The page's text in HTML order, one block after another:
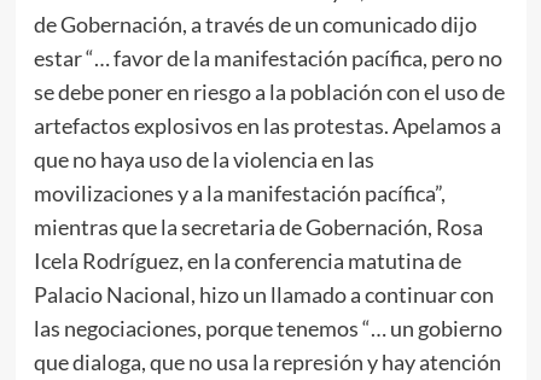
de Gobernación, a través de un comunicado dijo
estar “… favor de la manifestación pacífica, pero no
se debe poner en riesgo a la población con el uso de
artefactos explosivos en las protestas. Apelamos a
que no haya uso de la violencia en las
movilizaciones y a la manifestación pacífica”,
mientras que la secretaria de Gobernación, Rosa
Icela Rodríguez, en la conferencia matutina de
Palacio Nacional, hizo un llamado a continuar con
las negociaciones, porque tenemos “… un gobierno
que dialoga, que no usa la represión y hay atención